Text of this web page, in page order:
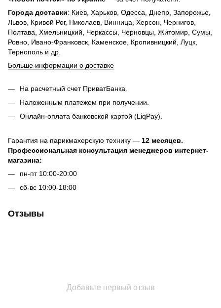
Города доставки: Киев, Харьков, Одесса, Днепр, Запорожье,
Львов, Кривой Рог, Николаев, Винница, Херсон, Чернигов,
Полтава, Хмельницкий, Черкассы, Черновцы, Житомир, Сумы,
Ровно, Ивано-Франковск, Каменское, Кропивницкий, Луцк,
Тернополь и др.
Больше информации о доставке
На расчетный счет ПриватБанка.
Наложенным платежем при получении.
Онлайн-оплата банковской картой (LiqPay).
Гарантия на парикмахерскую технику — 12 месяцев.
Профессиональная консультация менеджеров интернет-
магазина:
пн-пт 10:00-20:00
сб-вс 10:00-18:00
Отзывы
Добавьте первый отзыв